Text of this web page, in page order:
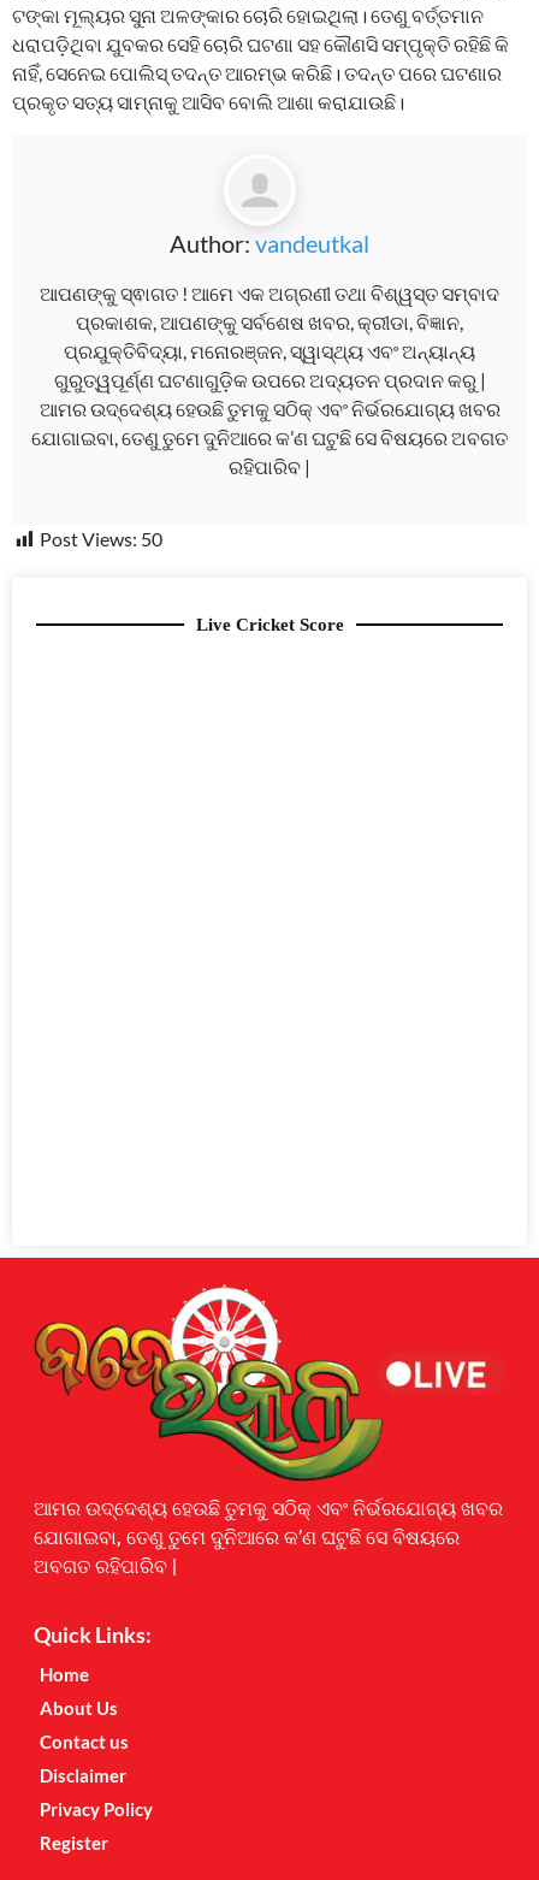
ଟଙ୍କା ମୂଲ୍ୟର ସୁନା ଅଳଙ୍କାର ଚୋରି ହୋଇଥିଲା। ତେଣୁ ବର୍ତ୍ତମାନ
ଧରାପଡ଼ିଥିବା ଯୁବକର ସେହି ଚୋରି ଘଟଣା ସହ କୌଣସି ସମ୍ପୃକ୍ତି ରହିଛି କି
ନାହିଁ, ସେନେଇ ପୋଲିସ୍ ତଦନ୍ତ ଆରମ୍ଭ କରିଛି। ତଦନ୍ତ ପରେ ଘଟଣାର
ପ୍ରକୃତ ସତ୍ୟ ସାମ୍ନାକୁ ଆସିବ ବୋଲି ଆଶା କରାଯାଉଛି।
Author: vandeutkal
ଆପଣଙ୍କୁ ସ୍ଵାଗତ ! ଆମେ ଏକ ଅଗ୍ରଣୀ ତଥା ବିଶ୍ୱସ୍ତ ସମ୍ବାଦ
ପ୍ରକାଶକ, ଆପଣଙ୍କୁ ସର୍ବଶେଷ ଖବର, କ୍ରୀଡା, ବିଜ୍ଞାନ,
ପ୍ରଯୁକ୍ତିବିଦ୍ୟା, ମନୋରଞ୍ଜନ, ସ୍ୱାସ୍ଥ୍ୟ ଏବଂ ଅନ୍ୟାନ୍ୟ
ଗୁରୁତ୍ୱପୂର୍ଣ୍ଣ ଘଟଣାଗୁଡ଼ିକ ଉପରେ ଅଦ୍ୟତନ ପ୍ରଦାନ କରୁ |
ଆମର ଉଦ୍ଦେଶ୍ୟ ହେଉଛି ତୁମକୁ ସଠିକ୍ ଏବଂ ନିର୍ଭରଯୋଗ୍ୟ ଖବର
ଯୋଗାଇବା, ତେଣୁ ତୁମେ ଦୁନିଆରେ କ’ଣ ଘଟୁଛି ସେ ବିଷୟରେ ଅବଗତ
ରହିପାରିବ |
Post Views: 50
Live Cricket Score
ଆମର ଉଦ୍ଦେଶ୍ୟ ହେଉଛି ତୁମକୁ ସଠିକ୍ ଏବଂ ନିର୍ଭରଯୋଗ୍ୟ ଖବର
ଯୋଗାଇବା, ତେଣୁ ତୁମେ ଦୁନିଆରେ କ’ଣ ଘଟୁଛି ସେ ବିଷୟରେ
ଅବଗତ ରହିପାରିବ |
Quick Links:
Home
About Us
Contact us
Disclaimer
Privacy Policy
Register